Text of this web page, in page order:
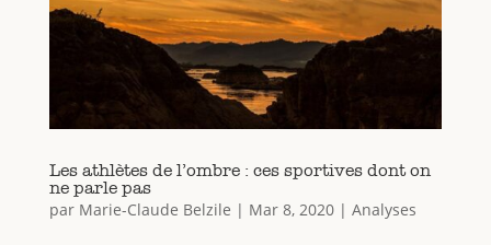
Les athlètes de l’ombre : ces sportives dont on
ne parle pas
par Marie-Claude Belzile | Mar 8, 2020| Analyses